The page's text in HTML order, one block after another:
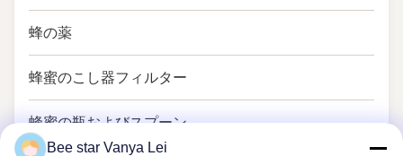
蜂の薬
蜂蜜のこし器フィルター
蜂蜜の瓶およびスプーン
Bee star Vanya Lei